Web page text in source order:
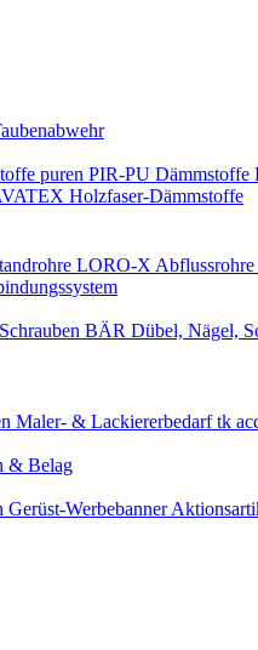
puren PIR-PU Dämmstoffe
Holzfaser-Dämmstoffe
LORO-X Abflussrohre
BÄR Dübel, Nägel,
Maler- & Lackiererbedarftk
& Belag
Gerüst-Werbebanner